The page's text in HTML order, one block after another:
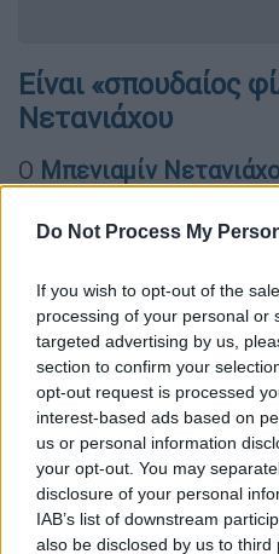
Do Not Process My
If you wish to opt-out of the
processing of your personal or
targeted advertising by us,
section to confirm your
opt-out request is processed
interest-based ads based on
us or personal information
your opt-out. You may
disclosure of your personal
IAB’s list of downstream
also be disclosed by us to third
Είναι «σπουδαίος
Νετανιάχου
Ο Μπενιαμίν
και τον ευχαρίστησε
Σε μια
έθνος, ο Ισραηλινός
ότι ο ίδιος και ο
μιλούν συνεχώς,
της χθεσινής νύχτας»
«Είχαμε μιαπολύ
σύμφωνα με τοSky